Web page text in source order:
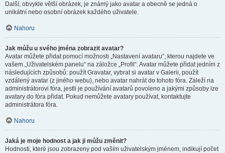
Další, obvykle větší obrázek, je známý jako avatar a obecně se jedná o
unikátní nebo osobní obrázek každého uživatele.
Nahoru
Jak můžu u svého jména zobrazit avatar?
Avatar můžete přidat pomocí možnosti „Nastavení avataru“, kterou najdete ve
vašem „Uživatelském panelu“ na záložce „Profil“. Avatar můžete přidat jedním z
následujících způsobů: použít Gravatar, vybrat si avatar v Galerii, použít
vzdálený avatar (z jiného webu), nebo avatar nahrát do tohoto fóra. Záleží na
administrátorovi fóra, jestli je používání avatarů povoleno a jakými způsoby lze
avatary do fóra přidat. Pokud nemůžete avatary používat, kontaktujte
administrátora fóra.
Nahoru
Jaká je moje hodnost a jak ji můžu změnit?
Hodnosti, které jsou zobrazeny pod vaším uživatelským jménem, indikují počet